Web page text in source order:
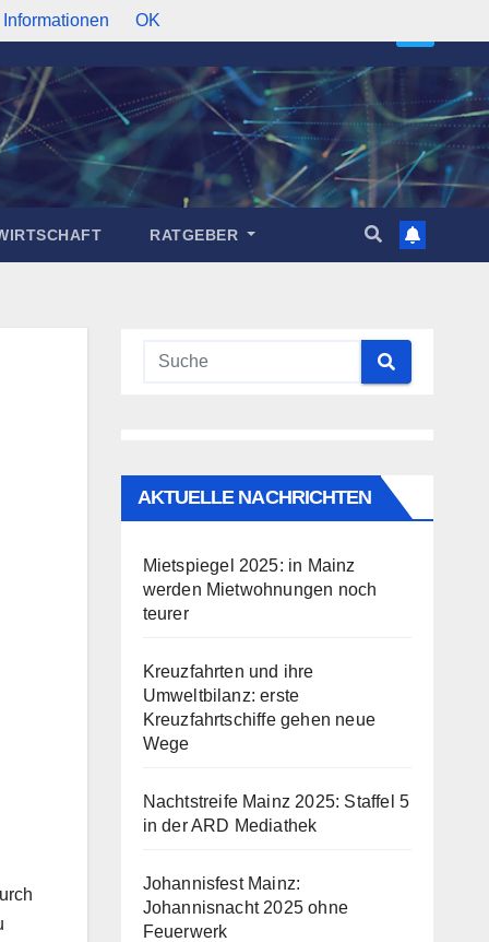
RATGEBER
AKTUELLE NACHRICHTEN
Mietspiegel 2025: in Mainz
werden Mietwohnungen noch
teurer
Kreuzfahrten und ihre
Umweltbilanz: erste
Kreuzfahrtschiffe gehen neue
Wege
Nachtstreife Mainz 2025: Staffel 5
in der ARD Mediathek
Johannisfest Mainz:
Johannisnacht 2025 ohne
Feuerwerk
Informationen OK